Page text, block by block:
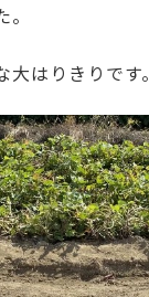
はりきりです。